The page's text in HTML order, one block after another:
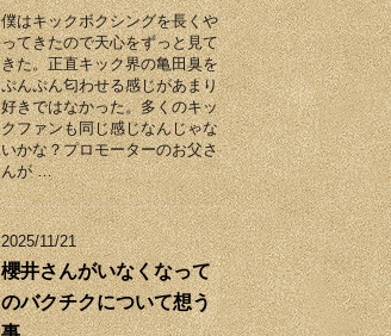
僕はキックボクシングを長くや
ってきたので天心をずっと見て
きた。正直キック界の亀田臭を
ぷんぷん匂わせる感じがあまり
好きではなかった。多くのキッ
クファンも同じ感じなんじゃな
いかな？プロモーターのお父さ
んが …
2025/11/21
櫻井さんがいなくなって
のバクチクについて想う